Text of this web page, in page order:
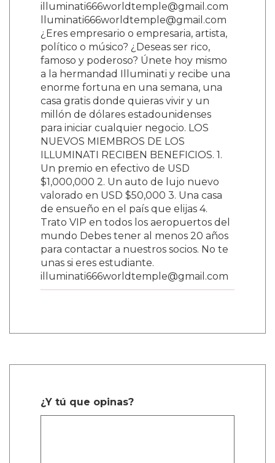
illuminati666worldtemple@gmail.com
lluminati666worldtemple@gmail.com
¿Eres empresario o empresaria, artista,
político o músico? ¿Deseas ser rico,
famoso y poderoso? Únete hoy mismo
a la hermandad Illuminati y recibe una
enorme fortuna en una semana, una
casa gratis donde quieras vivir y un
millón de dólares estadounidenses
para iniciar cualquier negocio. LOS
NUEVOS MIEMBROS DE LOS
ILLUMINATI RECIBEN BENEFICIOS. 1.
Un premio en efectivo de USD
$1,000,000 2. Un auto de lujo nuevo
valorado en USD $50,000 3. Una casa
de ensueño en el país que elijas 4.
Trato VIP en todos los aeropuertos del
mundo Debes tener al menos 20 años
para contactar a nuestros socios. No te
unas si eres estudiante.
illuminati666worldtemple@gmail.com
¿Y tú que opinas?